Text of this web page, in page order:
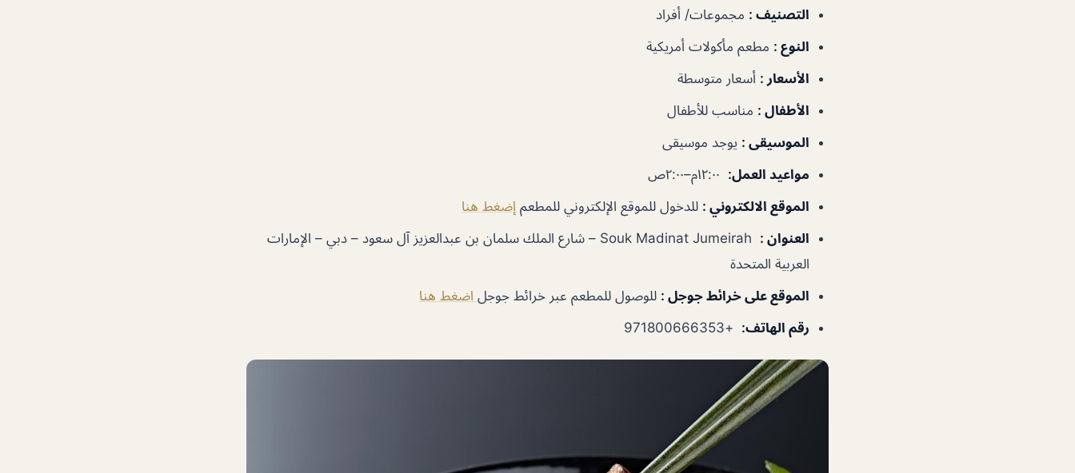
التصنيف : مجموعات/ أفراد
النوع : مطعم مأكولات أمريكية
الأسعار : أسعار متوسطة
الأطفال : مناسب للأطفال
الموسيقى : يوجد موسيقى
مواعيد العمل:
الموقع الالكتروني : للدخول للموقع الإلكتروني للمطعم إضغط هنا
العنوان :
Souk Madinat Jumeirah – شارع الملك سلمان بن عبدالعزيز آل سعود – دبي – الإمارات
العربية المتحدة
الموقع على خرائط جوجل : للوصول للمطعم عبر خرائط جوجل اضغط هنا
رقم الهاتف:
+971800666353